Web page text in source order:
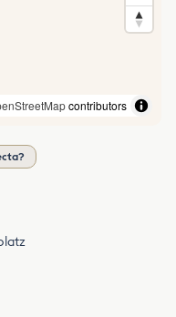
contributors